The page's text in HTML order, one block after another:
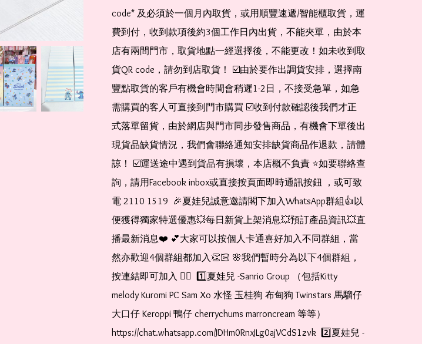
code* 及必須於一個月內取貨，或用順豐速遞/智能櫃取貨，運
費到付，收到款項後約3個工作日內出貨，不能夾單，由於本
店有兩間門市，取貨地點一經選擇後，不能更改！如未收到取
貨QR code，請勿到店取貨！ ☑️由於要作出調貨安排，選擇南
豐點取貨的客戶有機會時間會稍遲1-2日，不接受急單，如急
需購買的客人可直接到門市購買 ☑️收到付款確認後我們才正
式落單留貨，由於網店與門市同步發售商品，有機會下單後出
現貨品缺貨情況，我們會聯絡通知安排缺貨商品作退款，請體
諒！ ☑️運送途中遇到貨品有損壞，本店概不負責 ⭐️如要聯絡查
詢，請用Facebook inbox或直接按頁面即時通訊按鈕 ，或可致
電 2110 1519  🎉夏娃兒誠意邀請閣下加入WhatsApp群組👍以
便獲得獨家特選優惠💥每日新貨上架消息💥預訂產品資訊💥直
播最新消息❤️ 💕大家可以按個人卡通喜好加入不同群組，當
然亦歡迎4個群組都加入👏🏻 🌸我們暫時分為以下4個群組，
按連結即可加入 👇🏻  1️⃣夏娃兒 -Sanrio Group （包括Kitty
melody Kuromi PC Sam Xo 水怪 玉桂狗 布甸狗 Twinstars 馬騮仔
大口仔 Keroppi 鴨仔 cherrychums marroncream 等等）
https://chat.whatsapp.com/JDHm0RnxJLg0ajVCdS1zvk  2️⃣夏娃兒 -